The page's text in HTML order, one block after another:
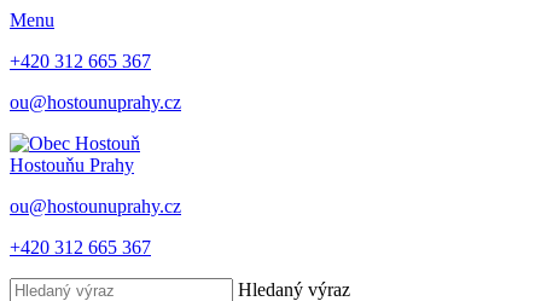
Menu
+420 312 665 367
ou@hostounuprahy.cz
Hostouňu Prahy
ou@hostounuprahy.cz
+420 312 665 367
Hledaný výraz